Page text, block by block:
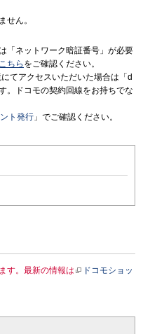
せん。
「ネットワーク暗証番号」が必要
こちら をご確認ください。
てアクセスいただいた場合は「d
。ドコモの契約回線をお持ちでな
ト発行 」でご確認ください。
す。最新の情報は
ドコモショッ